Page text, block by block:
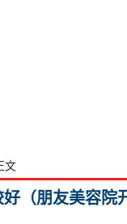
文
（朋友美容院